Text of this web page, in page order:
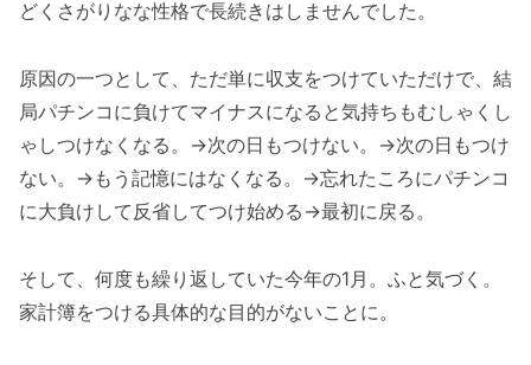
どくさがりなな性格で長続きはしませんでした。
原因の一つとして、ただ単に収支をつけていただけで、結
局パチンコに負けてマイナスになると気持ちもむしゃくし
ゃしつけなくなる。→次の日もつけない。→次の日もつけ
ない。→もう記憶にはなくなる。→忘れたころにパチンコ
に大負けして反省してつけ始める→最初に戻る。
そして、何度も繰り返していた今年の1月。ふと気づく。
家計簿をつける具体的な目的がないことに。